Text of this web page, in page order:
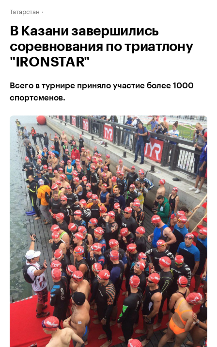
Татарстан
В Казани завершились
соревнования по триатлону
"IRONSTAR"
Всего в турнире приняло участие более 1000
спортсменов.